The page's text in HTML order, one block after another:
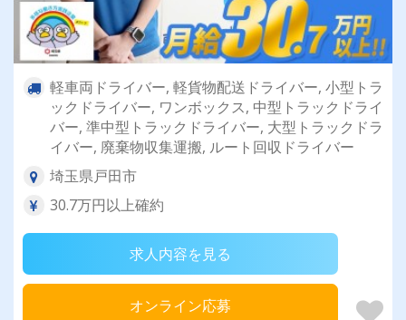
軽車両ドライバー, 軽貨物配送ドライバー, 小型トラ
ックドライバー, ワンボックス, 中型トラックドライ
バー, 準中型トラックドライバー, 大型トラックドラ
イバー, 廃棄物収集運搬, ルート回収ドライバー
埼玉県戸田市
30.7万円以上確約
求人内容を見る
オンライン応募